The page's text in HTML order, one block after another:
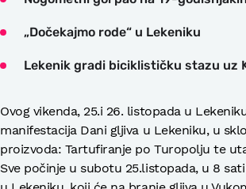
„Dočekajmo rode“ u Lekeniku
Lekenik gradi biciklističku stazu uz
Ovog vikenda, 25.i 26. listopada u
manifestacija Dani gljiva u Lekeniku, u
proizvoda: Tartufiranje po Turopolju te
Sve počinje u subotu 25.listopada, u 8